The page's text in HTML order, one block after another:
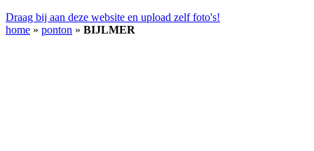
Draag bij aan deze website en upload zelf foto's!
home » ponton » BIJLMER